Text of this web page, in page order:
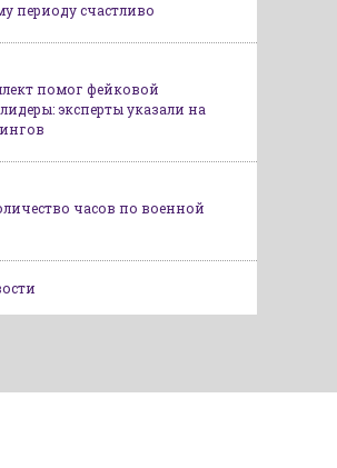
периоду счастливо
помог фейковой
эксперты указали на
часов по военной